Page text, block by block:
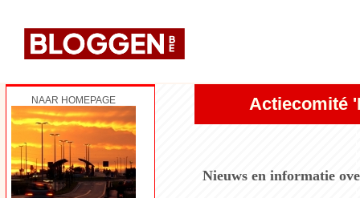
NAAR HOMEPAGE Actiecomité
Nieuws en informatie